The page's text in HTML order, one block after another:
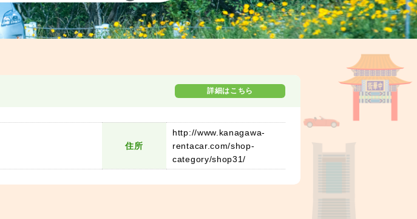
詳細はこちら
住所
http://www.kanagawa-
rentacar.com/shop-
category/shop31/